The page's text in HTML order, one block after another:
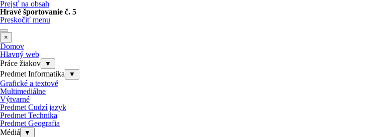
Prejsť na obsah
Hravé športovanie č. 5
Preskočiť menu
×
Domov
Hlavný web
Práce žiakov
▼
Predmet Informatika ▼
Grafické a textové
Multimediálne
Výtvarné
Predmet Cudzí jazyk
Predmet Technika
Predmet Geografia
Médiá
▼